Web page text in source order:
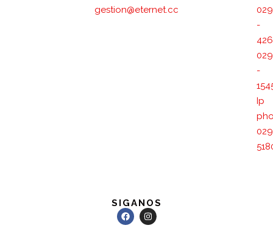
gestion@eternet.cc
-
-
Ip
SIGANOS